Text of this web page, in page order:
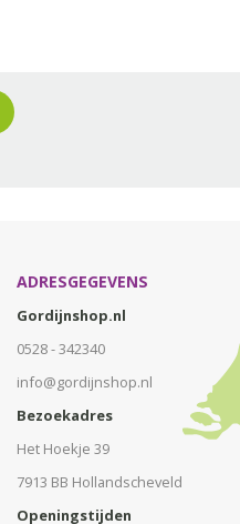
ADRESGEGEVENS
Gordijnshop.nl
0528 - 342340
info@gordijnshop.nl
Bezoekadres
Het Hoekje 39
7913 BB Hollandscheveld
Openingstijden